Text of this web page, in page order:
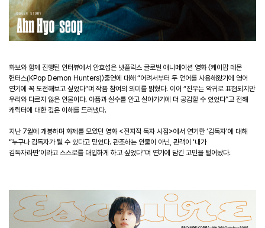
화보와 함께 진행된 인터뷰에서 안효섭은 넷플릭스 글로벌 애니메이션 영화 〈케이팝 데몬
헌터스(KPop Demon Hunters)〉출연에 대해 “어려서부터 두 언어를 사용해왔기에 영어
연기에 꼭 도전해보고 싶었다”며 작품 참여의 의미를 밝혔다. 이어 “진우는 악귀로 표현되지만
우리와 다르지 않은 인물이다. 아픔과 실수를 안고 살아가기에 더 공감할 수 있었다”고 전해
캐릭터에 대한 깊은 이해를 드러냈다.
지난 7월에 개봉하며 화제를 모았던 영화 <전지적 독자 시점>에서 연기한 ‘김독자’에 대해
“누구나 김독자가 될 수 있다고 믿었다. 관조하는 인물이 아닌, 관객이 ‘내가
김독자라면’이라고 스스로를 대입하게 하고 싶었다”며 연기에 담긴 고민을 털어놨다.